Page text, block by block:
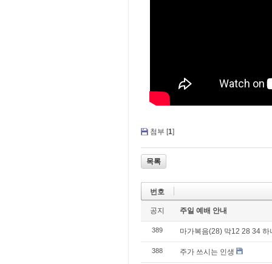
첨부 [1]
목록
번호
공지 주일 예배 안내
389 마가복음(28) 막12 28 34 하
388 주가 쓰시는 인생